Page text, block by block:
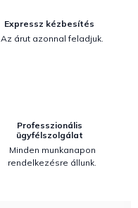
Expressz kézbesítés
Az árut azonnal feladjuk.
Professzionális
ügyfélszolgálat
Minden munkanapon
rendelkezésre állunk.